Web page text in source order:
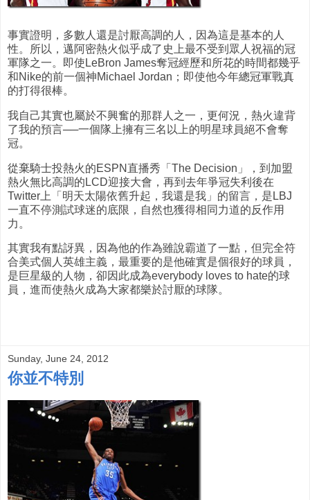
事實證明，多數人還是討厭高調的人，因為這是基本的人
性。所以，邁阿密熱火似乎成了史上最不受到眾人祝福的冠
軍隊之一。即使LeBron James奪冠經歷和所花的時間都幾乎
和Nike的前一個神Michael Jordan；即使他今年總冠軍戰真
的打得很棒。
我自己其實也屬於不興奮的那群人之一，更何況，熱火違背
了我的預言──一個隊上擁有三名以上的明星球員絕不會奪
冠。
從棄騎士投熱火的ESPN直播秀「The Decision」，到加盟
熱火無比高調的LCD迎接大會，再到去年爭冠失利後在
Twitter上「明天太陽依舊升起，我還是我」的留言，是LBJ
一直不停測試球迷的底限，自然也獲得相同力道的反作用
力。
其實我有點訝異，因為他的作為雖說霸道了一點，但完全符
合美式個人英雄主義，最重要的是他確實是個很好的球員，
是巨星級的人物，卻因此成為everybody loves to hate的球
員，進而使熱火成為大家都樂於討厭的球隊。
Sunday, June 24, 2012
你並不特別